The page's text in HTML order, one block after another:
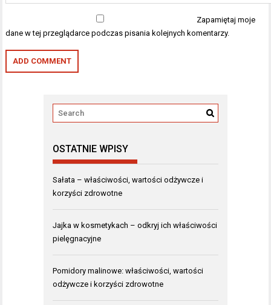
Zapamiętaj moje
dane w tej przeglądarce podczas pisania kolejnych komentarzy.
OSTATNIE WPISY
Sałata – właściwości, wartości odżywcze i
korzyści zdrowotne
Jajka w kosmetykach – odkryj ich właściwości
pielęgnacyjne
Pomidory malinowe: właściwości, wartości
odżywcze i korzyści zdrowotne